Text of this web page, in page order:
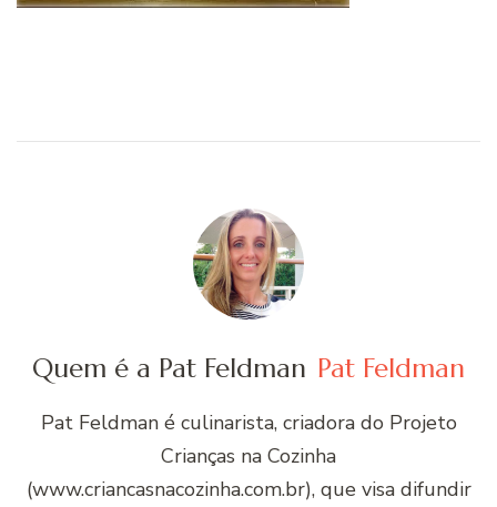
Quem é a Pat Feldman Pat Feldman
Pat Feldman é culinarista, criadora do Projeto
Crianças na Cozinha
(www.criancasnacozinha.com.br), que visa difundir